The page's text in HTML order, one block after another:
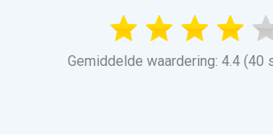
Gemiddelde waardering: 4.4 (40